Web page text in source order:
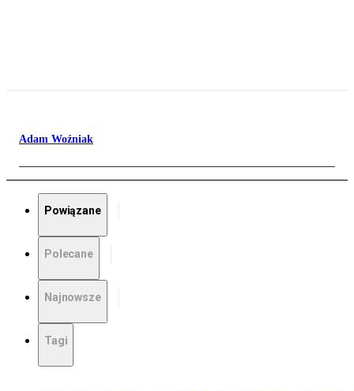
Adam Woźniak
Powiązane
Polecane
Najnowsze
Tagi